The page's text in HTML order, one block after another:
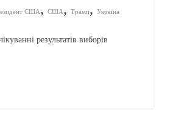
США, США, Трамп, Україна
результатів виборів